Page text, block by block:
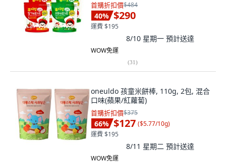
首購折扣價$484
40% $290
運費 $195
8/10 星期一 預計送達
WOW免運
(31)
oneuldo 孩童米餅棒, 110g, 2包, 混合
口味(蘋果/紅蘿蔔)
首購折扣價$375
66% $127 ($5.77/10g)
運費 $195
8/11 星期二 預計送達
WOW免運